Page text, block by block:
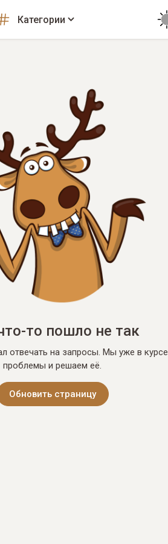
Категории
то пошло не так
отвечать на запросы. Мы уже в курсе
проблемы и решаем её.
Обновить страницу